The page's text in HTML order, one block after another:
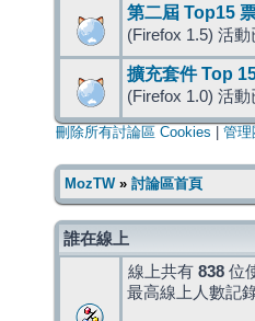
第二屆 Top15
(Firefox 1.5) 活動
擴充套件 Top
(Firefox 1.0) 活動
刪除所有討論區 Cookies 管理
MozTW» 討論區首頁
誰在線上
線上共有 838 位
最高線上人數記